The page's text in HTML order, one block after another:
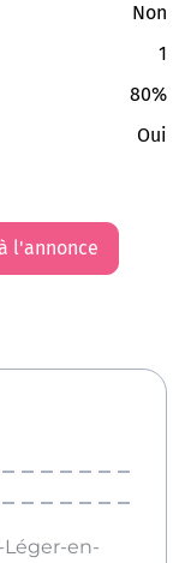
Non
1
80%
Oui
l'annonce
Léger-en-